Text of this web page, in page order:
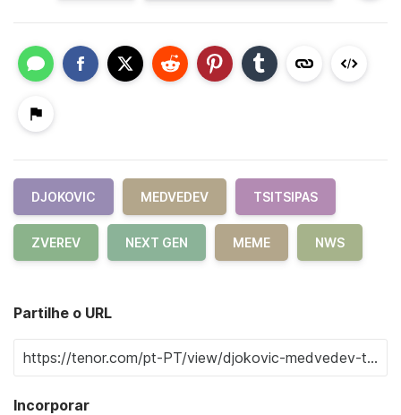
DJOKOVIC MEDVEDEV TSITSIPAS
ZVEREV NEXT GEN MEME NWS
Partilhe o URL
Incorporar